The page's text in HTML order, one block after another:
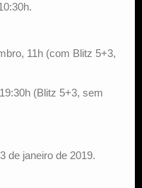
11h (com Blitz 5+3,
(Blitz 5+3, sem
de janeiro de 2019.